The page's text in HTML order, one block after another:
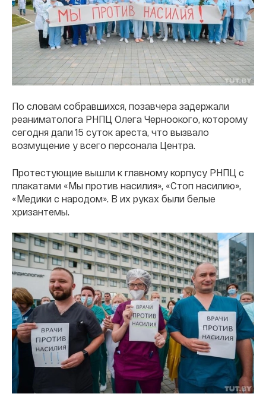
По словам собравшихся, позавчера задержали
реаниматолога РНПЦ Олега Черноокого, которому
сегодня дали 15 суток ареста, что вызвало
возмущение у всего персонала Центра.
Протестующие вышли к главному корпусу РНПЦ с
плакатами «Мы против насилия», «Стоп насилию»,
«Медики с народом». В их руках были белые
хризантемы.